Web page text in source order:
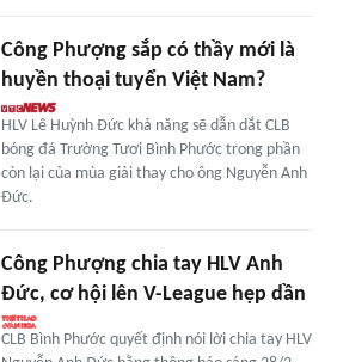
Công Phượng sắp có thầy mới là
huyền thoại tuyển Việt Nam?
HLV Lê Huỳnh Đức khả năng sẽ dẫn dắt CLB
bóng đá Trường Tươi Bình Phước trong phần
còn lại của mùa giải thay cho ông Nguyễn Anh
Đức.
Công Phượng chia tay HLV Anh
Đức, cơ hội lên V-League hẹp dần
CLB Bình Phước quyết định nói lời chia tay HLV